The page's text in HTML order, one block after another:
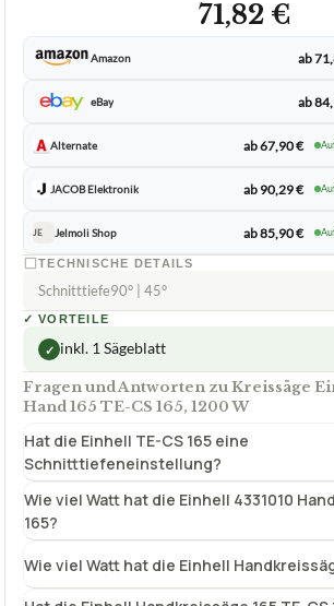
71,82 €
Amazon ab
eBay ab
Alternate ab 67,90 €
JACOB Elektronik ab 90,29 €
JE Jelmoli Shop ab 85,90 €
TECHNISCHE DETAILS
Schnitttiefe90° | 45°
✓ VORTEILE
✓ inkl. 1 Sägeblatt
Fragen und Antworten zu Kreissäge
Hand 165 TE-CS 165, 1200 W
Hat die Einhell TE-CS 165 eine
Schnitttiefeneinstellung?
Wie viel Watt hat die Einhell 4331010
165?
Wie viel Watt hat die Einhell